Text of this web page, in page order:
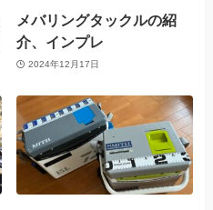
メバリングタックルの紹
介、インプレ
2024年12月17日